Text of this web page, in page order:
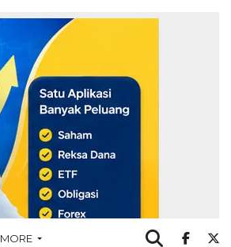
MORE